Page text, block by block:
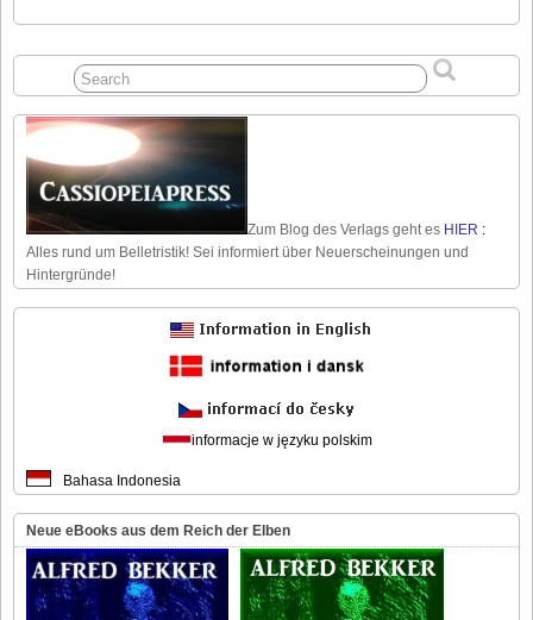
Zum Blog des Verlags geht es HIER :
Alles rund um Belletristik! Sei informiert über Neuerscheinungen und
Hintergründe!
informacje w języku polskim
Bahasa Indonesia
Neue eBooks aus dem Reich der Elben